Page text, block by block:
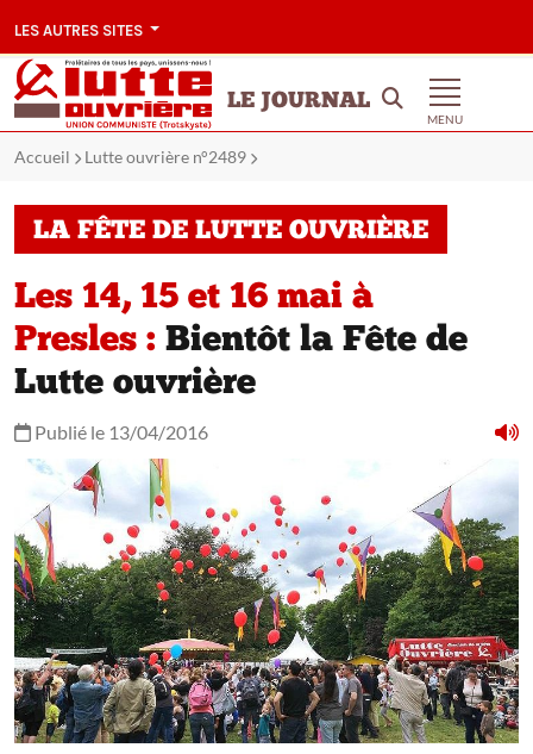
LES AUTRES SITES
LE JOURNAL
MENU
Accueil Lutte ouvrière n°2489
LA FÊTE DE LUTTE OUVRIÈRE
Les 14, 15 et 16 mai à
Presles : Bientôt la Fête de
Lutte ouvrière
Publié le 13/04/2016